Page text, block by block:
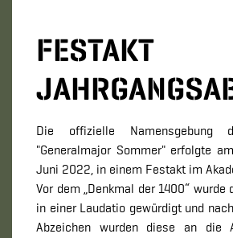
FESTAKT
Die offizielle Namensgebung
"Generalmajor Sommer" erfolgte
Juni 2022, in einem Festakt im
Vor dem „Denkmal der 1400“ wurde
in einer Laudatio gewürdigt und
Abzeichen wurden diese an die